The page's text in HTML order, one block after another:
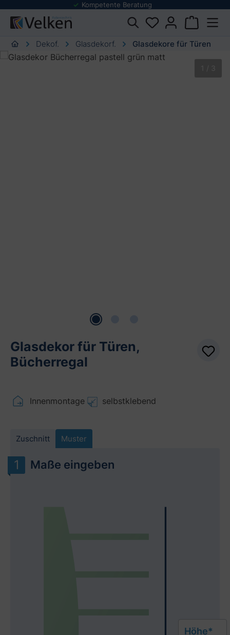
springen
Folienmuster Service
Dekof. Glasdekorf. Glasdekore für Türen
Bildergalerie überspringen
1 / 3
Glasdekor für Türen,
Bücherregal
Innenmontage selbstklebend
Zuschnitt Muster
Maße eingeben
Höhe*